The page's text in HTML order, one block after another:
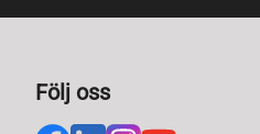
Följ oss